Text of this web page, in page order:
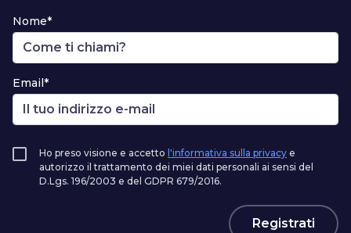
Nome*
Email*
Ho preso visione e accetto l'informativa sulla privacy e
autorizzo il trattamento dei miei dati personali ai sensi del
D.Lgs. 196/2003 e del GDPR 679/2016.
Registrati